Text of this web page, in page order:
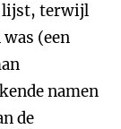
lijst, terwijl
(een
namen
de